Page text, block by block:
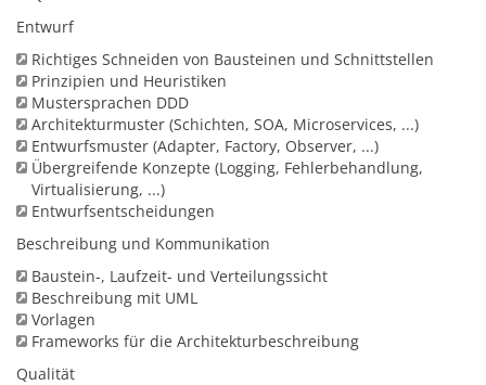
Entwurf
Richtiges Schneiden von Bausteinen und Schnittstellen
Prinzipien und Heuristiken
Mustersprachen DDD
Architekturmuster (Schichten, SOA, Microservices, ...)
Entwurfsmuster (Adapter, Factory, Observer, ...)
Übergreifende Konzepte (Logging, Fehlerbehandlung,
Virtualisierung, ...)
Entwurfsentscheidungen
Beschreibung und Kommunikation
Baustein-, Laufzeit- und Verteilungssicht
Beschreibung mit UML
Vorlagen
Frameworks für die Architekturbeschreibung
Qualität